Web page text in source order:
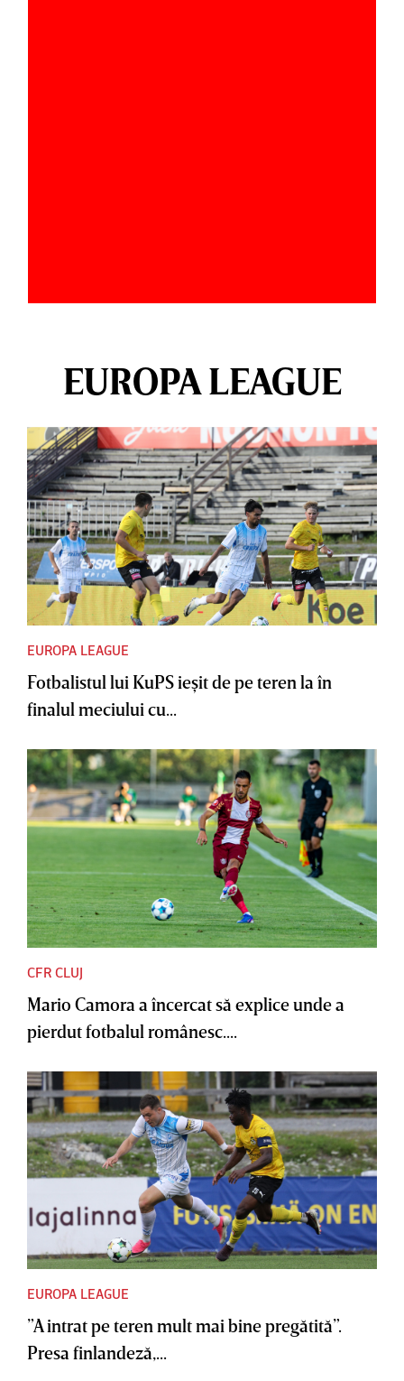
EUROPA LEAGUE
EUROPA LEAGUE
Fotbalistul lui KuPS ieşit de pe teren la în
finalul meciului cu...
CFR CLUJ
Mario Camora a încercat să explice unde a
pierdut fotbalul românesc....
EUROPA LEAGUE
”A intrat pe teren mult mai bine pregătită”.
Presa finlandeză,...